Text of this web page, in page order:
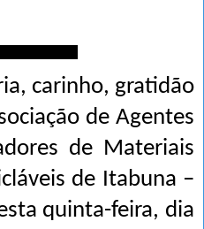
carinho, gratidão
de Agentes
de Materiais
de Itabuna –
quinta-feira, dia